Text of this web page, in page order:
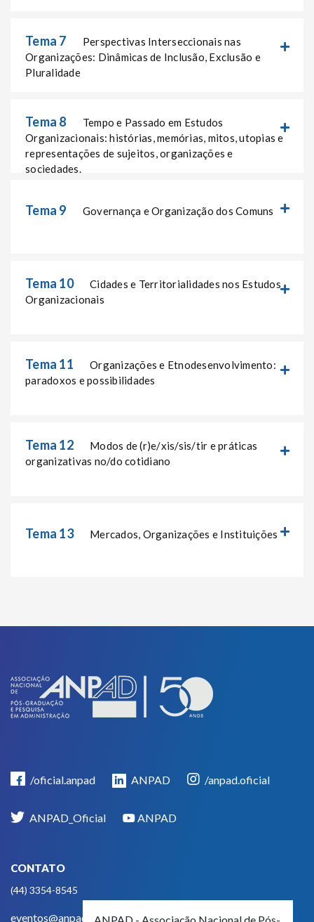
Tema 7
Organizações: Dinâmicas de Inclusão, Exclusão e
Pluralidade
Tema 8
Organizacionais: histórias, memórias, mitos, utopias e
representações de sujeitos, organizações e
sociedades.
Tema 9 Governança e Organização dos Comuns
Tema 10
Organizacionais
Tema 11
paradoxos e possibilidades
Tema 12
organizativas no/do cotidiano
Tema 13 Mercados, Organizações e Instituições
/oficial.anpad ANPAD /anpad.oficial
ANPAD_Oficial ANPAD
CONTATO
(44) 3354-8545
eventos@anpad.org.br